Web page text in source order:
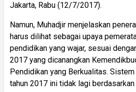
Jakarta, Rabu (12/7/2017).
Namun, Muhadjir menjelaskan
harus dilihat sebagai upaya
pendidikan yang wajar, sesuai
2017 yang dicanangkan
Pendidikan yang Berkualitas.
tahun 2017 ini tidak lagi